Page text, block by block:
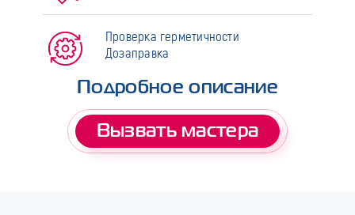
Проверка герметичности
Дозаправка
Подробное описание
Вызвать мастера